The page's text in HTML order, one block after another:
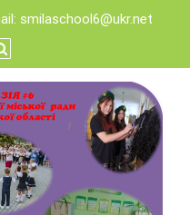
smilaschool6@ukr.net